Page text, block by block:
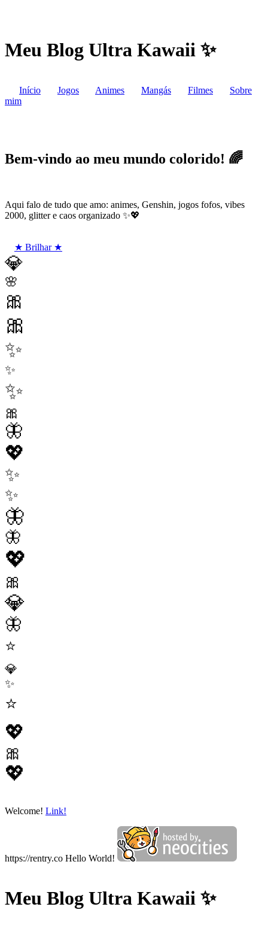
Meu Blog Ultra Kawaii ✨
Início Jogos Animes Mangás Filmes
Sobre
mim
Bem-vindo ao meu mundo colorido! 🌈
Aqui falo de tudo que amo: animes, Genshin, jogos fofos, vibes
2000, glitter e caos organizado ✨💖
★ Brilhar ★
💎
🌸
🎀
🎀
✨
✨
✨
🎀
🦋
💖
✨
✨
🦋
🦋
💖
🎀
💎
🦋
⭐
💎
✨
⭐
💖
🎀
💖
Welcome! Link!
https://rentry.co Hello World!
Meu Blog Ultra Kawaii ✨